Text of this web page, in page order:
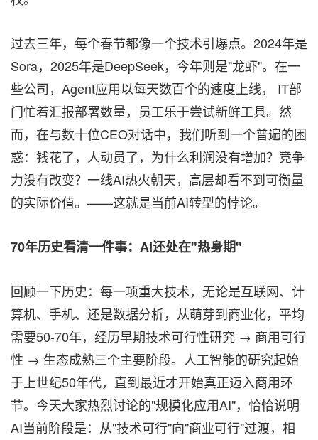
过去三年，每个春节都像一个技术引爆点。2024年是
Sora，2025年是DeepSeek，今年则是"龙虾"。在一
些公司，Agent应用以每天数百个的速度上线， IT部
门忙着汇报部署数量，员工乐于尝试新鲜工具。然
而，在与数十位CEO对话中，我们听到一个普遍的困
惑：钱花了，人动员了，为什么利润没有增加？竞争
力没有改变？一线AI热火朝天，高层却看不到可衡量
的实际价值。——这就是当前AI转型的悖论。
70年历史看清一件事：AI还处在"热身期"
回顾一下历史：每一项重大技术，无论是互联网、计
算机、手机、还是数据分析，从萌芽到商业化，平均
需要50-70年，经历早期技术可行性研究 → 商用可行
性 → 生态成熟三个主要阶段。人工智能的研究起始
于上世纪50年代，直到最近才开始真正迈入商用环
节。今天大家热烈讨论的"规模化应用AI"，恰恰说明
AI当前阶段是：从"技术可行"向"商业可行"过渡，相